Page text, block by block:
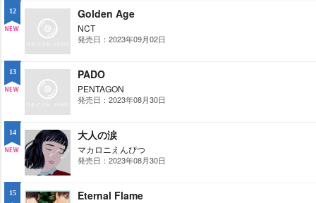
12
W
Golden Age
NCT
発売日：2023年09月02日
13
W
PADO
PENTAGON
発売日：2023年08月30日
14
W
大人の涙
マカロニえんぴつ
発売日：2023年08月30日
15 Eternal Flame